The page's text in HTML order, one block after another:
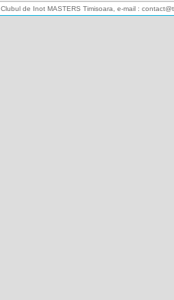
Clubul de Inot MASTERS Timisoara, e-mail :